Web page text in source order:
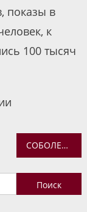
показы в
к
100 тысяч
СОБОЛЕЗНОВАНИЕ МИТРОПОЛИТА ВАДИМА В СВЯЗИ С КОНЧИНОЙ ИЕРОМОНАХА ИОАСАФА (БАРДУНОВА)
Найти: